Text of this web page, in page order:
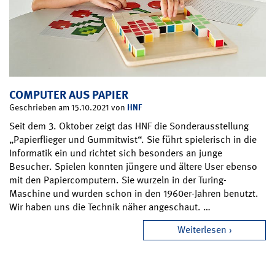
COMPUTER AUS PAPIER
Geschrieben am 15.10.2021 von HNF
Seit dem 3. Oktober zeigt das HNF die Sonderausstellung
„Papierflieger und Gummitwist“. Sie führt spielerisch in die
Informatik ein und richtet sich besonders an junge
Besucher. Spielen konnten jüngere und ältere User ebenso
mit den Papiercomputern. Sie wurzeln in der Turing-
Maschine und wurden schon in den 1960er-Jahren benutzt.
Wir haben uns die Technik näher angeschaut. …
Weiterlesen